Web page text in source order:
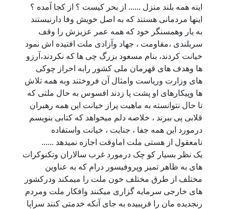
اینه همه بلند منزل ...... از بحر کیست ؟ از کجا آمده ؟
اینها مردمانی هستند که به اصل خویش وفا دارنیستند
به یار وهمسنگر خود که همه عمر عزیزش را وقف
سربلندی ،مقاومت ، جهاد وآزادی ملت افتیده اش نمود
خیانت کردند، بنام مسعود بزرگ چی ها که نکردند،آرزو
ها وهدف های قهرمان ملی کشور رابه احراز چوکی
های وزارت وریاست وامثال آن فروختند وبه همه تلاش
ها وپیکارهای او پشت پا زدند افسوس به حال ملتی که
تا حال نتوانسته به ماهیت پراز خیانت این همه رهبران
قلابی پی ببرند ، خلاصه دلم میخواهد که کتابی بنویسم
درمورد این همه جفا ، جنایت ، خیانت واستفاده
نامعقول از هستی ملت اماوقت اجازه نمیدهد ......
یک نظر بسیار کو چک درمورد غرب سالاران وتکنوکرات
های به ظاهر تمیز وپروفیسور درام که به عناوین
مختلف از طرق مختلف خون ملت را میمکند ودرکشور
های خارجی سرمایه گزاری میکنند وافکار ملت ومردم
رنجدیده مان را فریبیده به جای آنکه خدمتی کنند سراپا